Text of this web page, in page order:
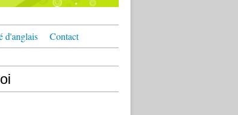
d'anglais Contact